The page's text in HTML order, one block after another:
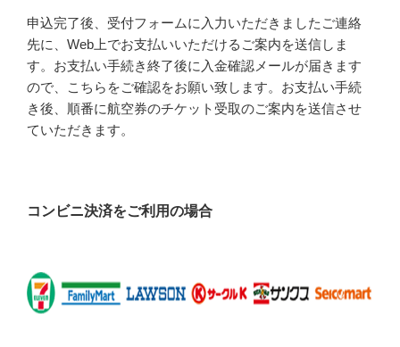
申込完了後、受付フォームに入力いただきましたご連絡
先に、Web上でお支払いいただけるご案内を送信しま
す。お支払い手続き終了後に入金確認メールが届きます
ので、こちらをご確認をお願い致します。お支払い手続
き後、順番に航空券のチケット受取のご案内を送信させ
ていただきます。
コンビニ決済をご利用の場合